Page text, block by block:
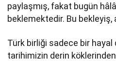
paylaşmış, fakat bugün hâlâ
beklemektedir. Bu bekleyiş,
Türk birliği sadece bir hayal
tarihimizin derin